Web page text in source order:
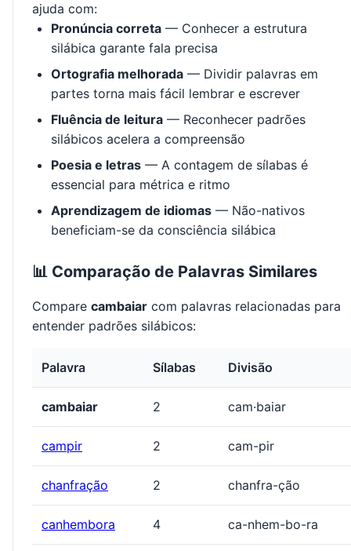
ajuda com:
Pronúncia correta — Conhecer a estrutura
silábica garante fala precisa
Ortografia melhorada — Dividir palavras em
partes torna mais fácil lembrar e escrever
Fluência de leitura — Reconhecer padrões
silábicos acelera a compreensão
Poesia e letras — A contagem de sílabas é
essencial para métrica e ritmo
Aprendizagem de idiomas — Não-nativos
beneficiam-se da consciência silábica
📊 Comparação de Palavras Similares
Compare cambaiar com palavras relacionadas para
entender padrões silábicos:
Palavra Sílabas Divisão
cambaiar 2 cam·baiar
campir 2 cam-pir
chanfração 2 chanfra-ção
canhembora 4 ca-nhem-bo-ra